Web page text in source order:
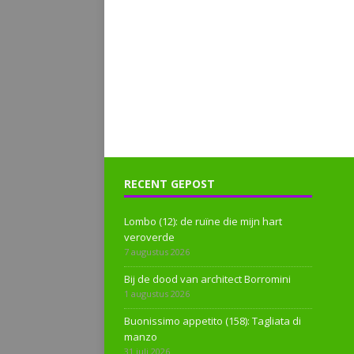
RECENT GEPOST
Lombo (12): de ruïne die mijn hart
veroverde
7 augustus 2026
Bij de dood van architect Borromini
1 augustus 2026
Buonissimo appetito (158): Tagliata di
manzo
31 juli 2026